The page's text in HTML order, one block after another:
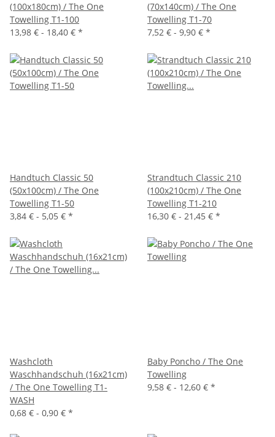
(100x180cm) / The One
Towelling T1-100
13,98 € - 18,40 € *
(70x140cm) / The One
Towelling T1-70
7,52 € - 9,90 € *
Handtuch Classic 50
(50x100cm) / The One
Towelling T1-50
3,84 € - 5,05 € *
Strandtuch Classic 210
(100x210cm) / The One
Towelling T1-210
16,30 € - 21,45 € *
Washcloth
Waschhandschuh (16x21cm)
/ The One Towelling T1-
WASH
0,68 € - 0,90 € *
Baby Poncho / The One
Towelling
9,58 € - 12,60 € *